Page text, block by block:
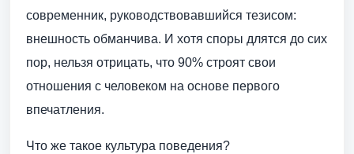
современник, руководствовавшийся тезисом:
внешность обманчива. И хотя споры длятся до сих
пор, нельзя отрицать, что 90% строят свои
отношения с человеком на основе первого
впечатления.
Что же такое культура поведения?